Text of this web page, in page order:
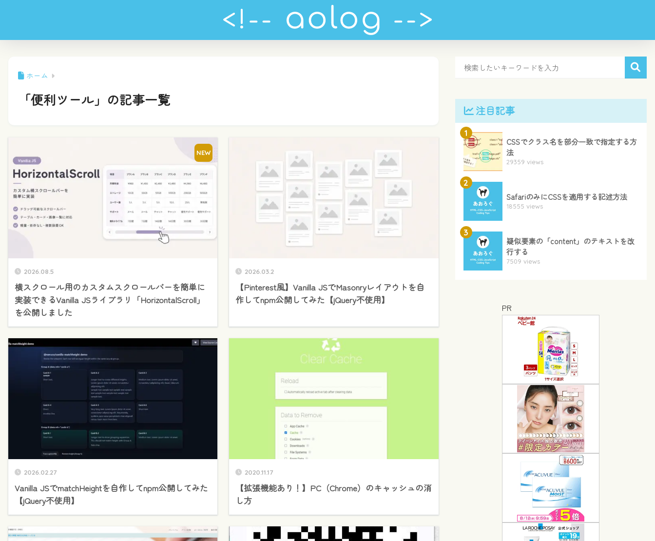
ホーム
「便利ツール」の記事一覧
2026.08.5
横スクロール用のカスタムスクロールバーを簡単に
実装できるVanilla JSライブラリ「HorizontalScroll」
を公開しました
NEW
2026.03.2
【Pinterest風】Vanilla JSでMasonryレイアウトを自
作してnpm公開してみた【jQuery不使用】
2026.02.27
Vanilla JSでmatchHeightを自作してnpm公開してみた
【jQuery不使用】
2020.11.17
【拡張機能あり！】PC（Chrome）のキャッシュの消
し方
注目記事
1
CSSでクラス名を部分一致で指定する方
法
29359 views
2
SafariのみにCSSを適用する記述方法
18555 views
3
疑似要素の「content」のテキストを改
行する
7509 views
PR